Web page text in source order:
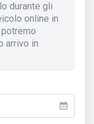
durante gli
online in
arrivo in